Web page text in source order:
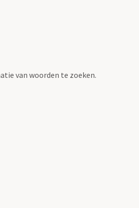
van woorden te zoeken.